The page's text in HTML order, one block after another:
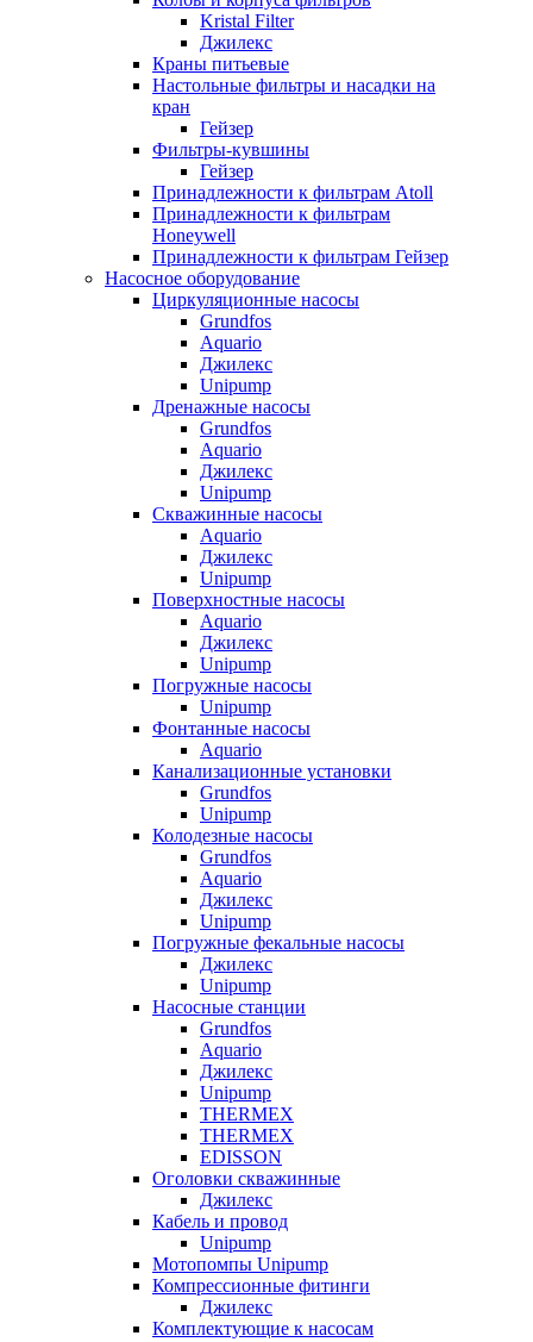
Kristal Filter
Джилекс
Краны питьевые
Настольные фильтры и насадки на
кран
Гейзер
Фильтры-кувшины
Гейзер
Принадлежности к фильтрам Atoll
Принадлежности к фильтрам
Honeywell
Принадлежности к фильтрам Гейзер
Насосное оборудование
Циркуляционные насосы
Grundfos
Aquario
Джилекс
Unipump
Дренажные насосы
Grundfos
Aquario
Джилекс
Unipump
Скважинные насосы
Aquario
Джилекс
Unipump
Поверхностные насосы
Aquario
Джилекс
Unipump
Погружные насосы
Unipump
Фонтанные насосы
Aquario
Канализационные установки
Grundfos
Unipump
Колодезные насосы
Grundfos
Aquario
Джилекс
Unipump
Погружные фекальные насосы
Джилекс
Unipump
Насосные станции
Grundfos
Aquario
Джилекс
Unipump
THERMEX
THERMEX
EDISSON
Оголовки скважинные
Джилекс
Кабель и провод
Unipump
Мотопомпы Unipump
Компрессионные фитинги
Джилекс
Комплектующие к насосам